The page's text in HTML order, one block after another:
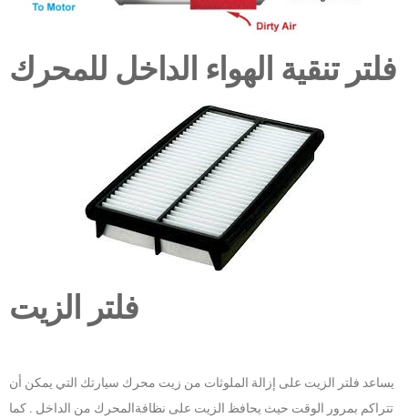
فلتر تنقية الهواء الداخل للمحرك
فلتر الزيت
يساعد فلتر الزيت على إزالة الملوثات من زيت محرك سيارتك التي يمكن أن
تتراكم بمرور الوقت حيث يحافظ الزيت على نظافةالمحرك من الداخل . كما